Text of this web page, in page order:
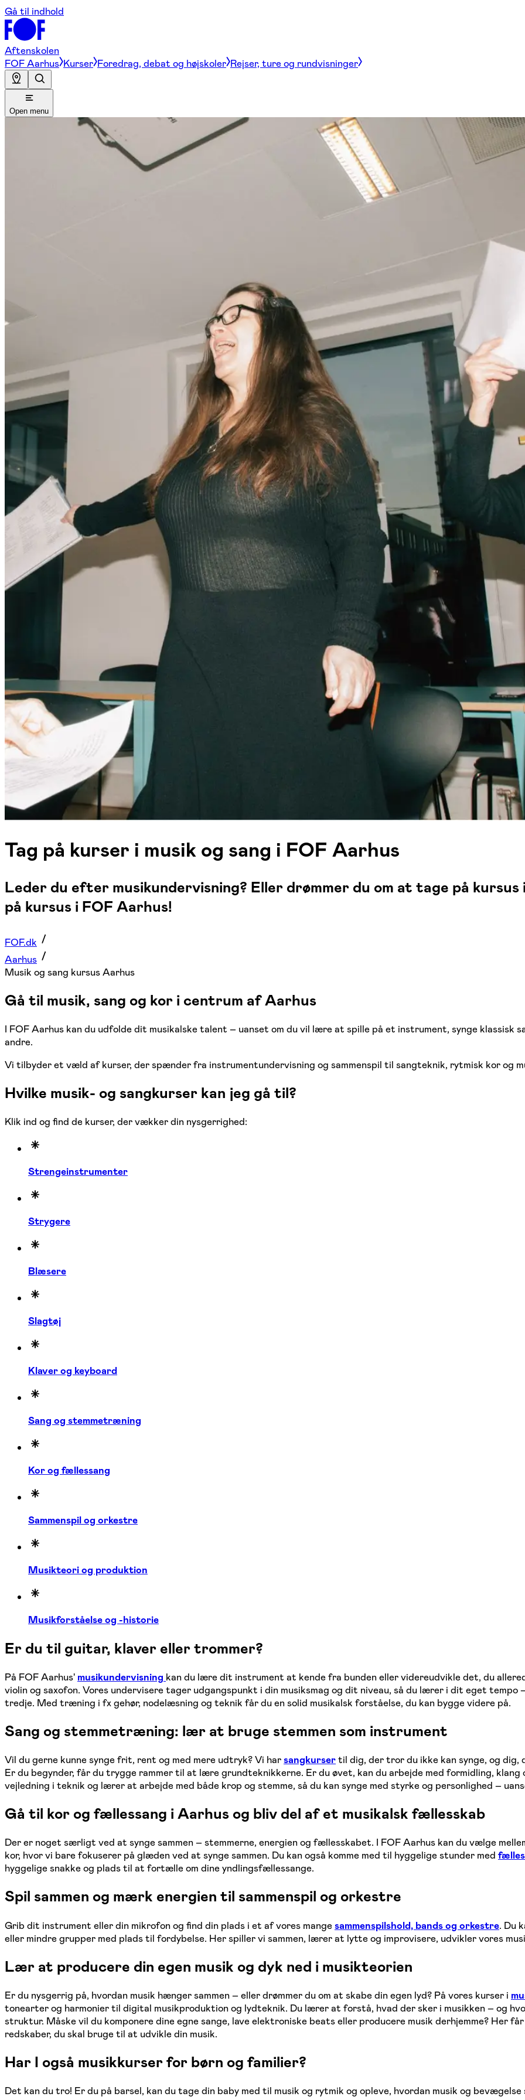
Gå til indhold
Aftenskolen
FOF Aarhus Kurser Foredrag, debat og højskoler Rejser, ture og rundvisninger
Open menu
Tag på kurser i musik og sang i FOF Aarhus
Leder du efter musikundervisning? Eller drømmer du om at tage på kursus
på kursus i FOF Aarhus!
FOF.dk
Aarhus
Musik og sang kursus Aarhus
Gå til musik, sang og kor i centrum af Aarhus
I FOF Aarhus kan du udfolde dit musikalske talent – uanset om du vil lære at spille på et instrument, synge klassisk
andre.
Vi tilbyder et væld af kurser, der spænder fra instrumentundervisning og sammenspil til sangteknik, rytmisk kor og
Hvilke musik- og sangkurser kan jeg gå til?
Klik ind og find de kurser, der vækker din nysgerrighed:
Strengeinstrumenter
Strygere
Blæsere
Slagtøj
Klaver og keyboard
Sang og stemmetræning
Kor og fællessang
Sammenspil og orkestre
Musikteori og produktion
Musikforståelse og -historie
Er du til guitar, klaver eller trommer?
På FOF Aarhus' musikundervisning kan du lære dit instrument at kende fra bunden eller videreudvikle det, du
violin og saxofon. Vores undervisere tager udgangspunkt i din musiksmag og dit niveau, så du lærer i dit eget
tredje. Med træning i fx gehør, nodelæsning og teknik får du en solid musikalsk forståelse, du kan bygge videre på.
Sang og stemmetræning: lær at bruge stemmen som instrument
Vil du gerne kunne synge frit, rent og med mere udtryk? Vi harsangkursertil dig, der tror du ikke kan synge, og
Er du begynder, får du trygge rammer til at lære grundteknikkerne. Er du øvet, kan du arbejde med formidling,
vejledning i teknik og lærer at arbejde med både krop og stemme, så du kan synge med styrke og personlighed –
Gå til kor og fællessang i Aarhus og bliv del af et musikalsk fællesskab
Der er noget særligt ved at synge sammen – stemmerne, energien og fællesskabet. I FOF Aarhus kan du vælge
kor, hvor vi bare fokuserer på glæden ved at synge sammen. Du kan også komme med til hyggelige stunder med
hyggelige snakke og plads til at fortælle om dine yndlingsfællessange.
Spil sammen og mærk energien til sammenspil og orkestre
Grib dit instrument eller din mikrofon og find din plads i et af vores mangesammenspilshold, bands og orkestre. Du
eller mindre grupper med plads til fordybelse. Her spiller vi sammen, lærer at lytte og improvisere, udvikler vores
Lær at producere din egen musik og dyk ned i musikteorien
Er du nysgerrig på, hvordan musik hænger sammen – eller drømmer du om at skabe din egen lyd? På vores kurser i
tonearter og harmonier til digital musikproduktion og lydteknik. Du lærer at forstå, hvad der sker i musikken – og
struktur. Måske vil du komponere dine egne sange, lave elektroniske beats eller producere musik derhjemme? Her
redskaber, du skal bruge til at udvikle din musik.
Har I også musikkurser for børn og familier?
Det kan du tro! Er du på barsel, kan du tage din baby med til musik og rytmik og opleve, hvordan musik og